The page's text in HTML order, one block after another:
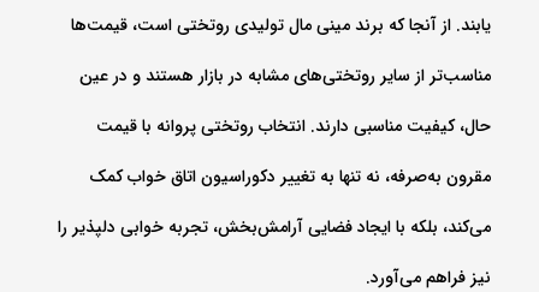
یابند. از آنجا که برند مینی مال تولیدی روتختی است، قیمت‌ها
مناسب‌تر از سایر روتختی‌های مشابه در بازار هستند و در عین
حال، کیفیت مناسبی دارند. انتخاب روتختی پروانه با قیمت
مقرون به‌صرفه، نه تنها به تغییر دکوراسیون اتاق خواب کمک
می‌کند، بلکه با ایجاد فضایی آرامش‌بخش، تجربه خوابی دلپذیر را
نیز فراهم می‌آورد.